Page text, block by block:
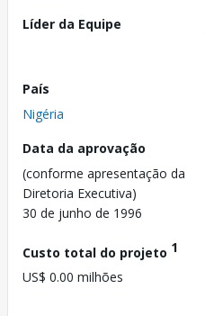
Líder da Equipe
País
Nigéria
Data da aprovação
(conforme apresentação da
Diretoria Executiva)
30 de junho de 1996
Custo total do projeto 1
US$ 0.00 milhões